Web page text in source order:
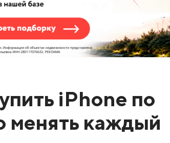
iPhone по
менять каждый